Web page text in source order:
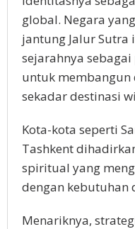
global. Negara
jantung Jalur
sejarahnya
untuk membangun
sekadar destinasi
Kota-kota seperti
Tashkent
spiritual yang
dengan kebutuhan
Menariknya,